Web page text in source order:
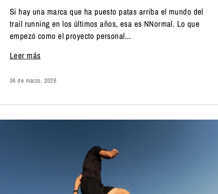
Si hay una marca que ha puesto patas arriba el mundo del
trail running en los últimos años, esa es NNormal. Lo que
empezó como el proyecto personal...
Leer más
06 de marzo, 2026